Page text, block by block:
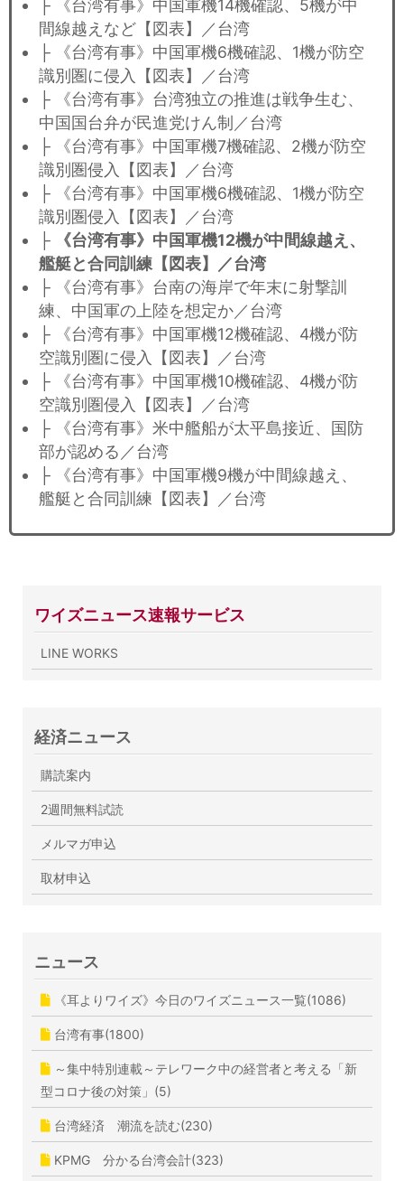
├ 《台湾有事》中国軍機14機確認、5機が中
間線越えなど【図表】／台湾
├ 《台湾有事》中国軍機6機確認、1機が防空
識別圏に侵入【図表】／台湾
├ 《台湾有事》台湾独立の推進は戦争生む、
中国国台弁が民進党けん制／台湾
├ 《台湾有事》中国軍機7機確認、2機が防空
識別圏侵入【図表】／台湾
├ 《台湾有事》中国軍機6機確認、1機が防空
識別圏侵入【図表】／台湾
├
《台湾有事》中国軍機12機が中間線越え、
艦艇と合同訓練【図表】／台湾
├ 《台湾有事》台南の海岸で年末に射撃訓
練、中国軍の上陸を想定か／台湾
├ 《台湾有事》中国軍機12機確認、4機が防
空識別圏に侵入【図表】／台湾
├ 《台湾有事》中国軍機10機確認、4機が防
空識別圏侵入【図表】／台湾
├ 《台湾有事》米中艦船が太平島接近、国防
部が認める／台湾
├ 《台湾有事》中国軍機9機が中間線越え、
艦艇と合同訓練【図表】／台湾
ワイズニュース速報サービス
LINE WORKS
経済ニュース
購読案内
2週間無料試読
メルマガ申込
取材申込
ニュース
《耳よりワイズ》今日のワイズニュース一覧(1086)
台湾有事(1800)
～集中特別連載～テレワーク中の経営者と考える「新
型コロナ後の対策」(5)
台湾経済 潮流を読む(230)
KPMG 分かる台湾会計(323)